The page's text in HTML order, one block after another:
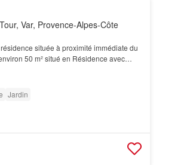
Var, Provence-Alpes-Côte
située à proximité immédiate du
50 m² situé en Résidence avec
Jardin